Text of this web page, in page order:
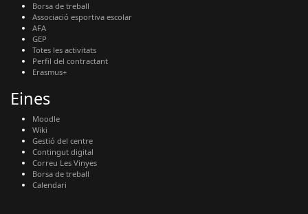
Borsa de treball
Associació esportiva escolar
AFA
GEP
Totes les activitats
Perfil del contractant
Erasmus+
Eines
Moodle
Wiki
Gestió del centre
Contingut digital
Correu Les Vinyes
Borsa de treball
Calendari